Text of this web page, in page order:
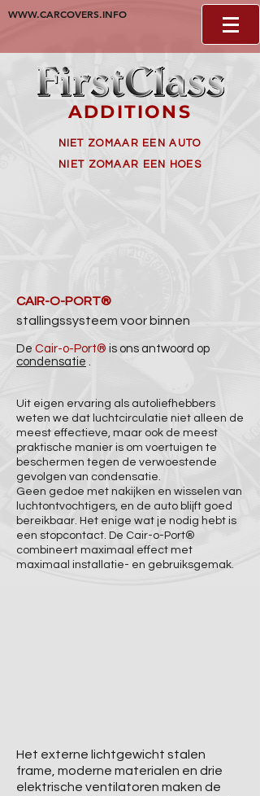
WWW.CARCOVERS.INFO
ADDITIONS
NIET ZOMAAR EEN AUTO
NIET ZOMAAR EEN HOES
CAIR-O-PORT®
stallingssysteem voor binnen
De Cair-o-Port® is ons antwoord op
condensatie .
Uit eigen ervaring als autoliefhebbers
weten we dat luchtcirculatie niet alleen de
meest effectieve, maar ook de meest
praktische manier is om voertuigen te
beschermen tegen de verwoestende
gevolgen van condensatie.
Geen gedoe met nakijken en wisselen van
luchtontvochtigers, en de auto blijft goed
bereikbaar. Het enige wat je nodig hebt is
een stopcontact. De Cair-o-Port®
combineert maximaal effect met
maximaal installatie- en gebruiksgemak.
Het externe lichtgewicht stalen
frame, moderne materialen en drie
elektrische ventilatoren maken de